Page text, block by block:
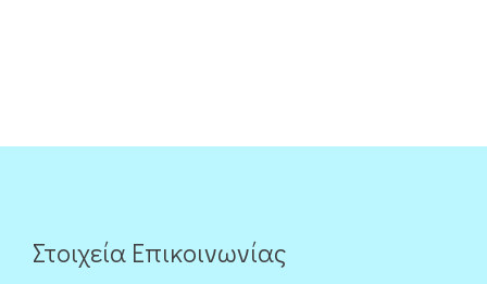
Στοιχεία Επικοινωνίας